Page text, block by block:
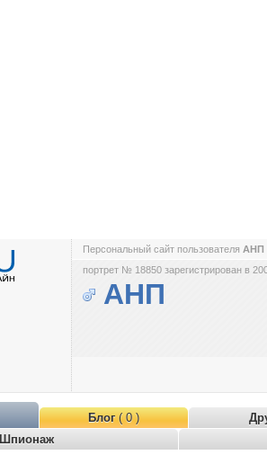
Персональный сайт пользователя АНП
портрет № 18850 зарегистрирован в
АНП
Блог( 0 )
Шпионаж